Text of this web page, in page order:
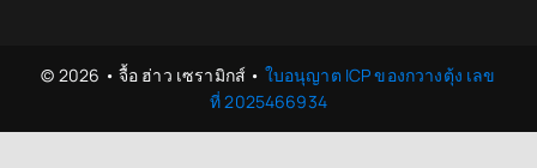
© 2026 • จื้อ ฮ่าว เซรามิกส์ • ใบอนุญาต ICP ของกวางตุ้ง เลข
ที่ 2025466934